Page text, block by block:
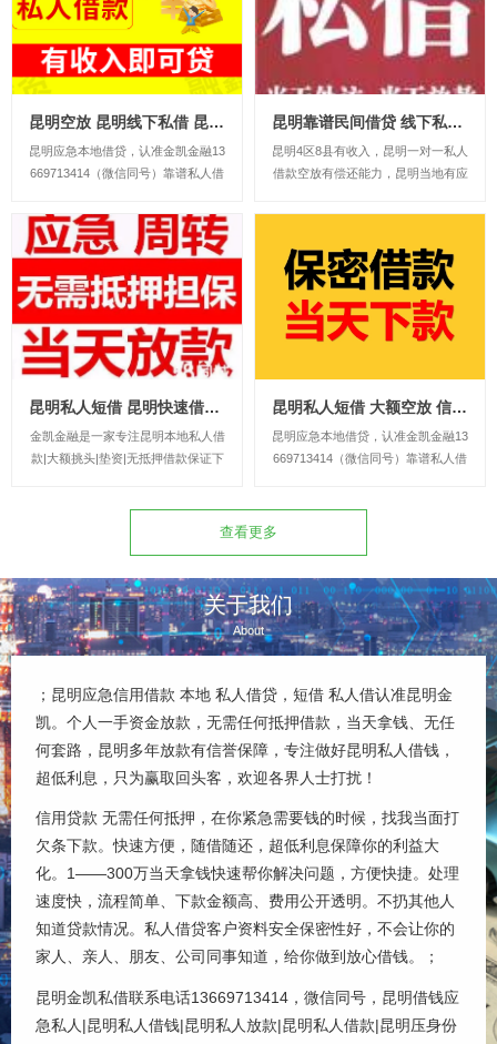
分...
期、负债偏高也可酌情...
昆明空放 昆明线下私借 昆明个人借钱好下款 24小时应急借钱
昆明应急本地借贷，认准金凯金融13
669713414（微信同号）靠谱私人借
贷。公司主要业务包括:个人无抵押
贷款、急用钱、小额贷款、企业贷
款、民间贷款、创业贷款、无抵押贷
款、经营贷款、短期借款、循环贷
款、...
昆明靠谱民间借贷 线下私贷 昆明个人空放 上班族可借 无需抵押
昆明4区8县有收入，昆明一对一私人
借款空放有偿还能力，昆明当地有应
私人借款24小时下款急用钱贷款。电
心。昆明市第四区第八县。昆明五花
去。昆明盘龙区。昆明官渡区。昆明
西...
昆明私人短借 昆明快速借款 本地小额贷款 空放急用钱 应急借款
金凯金融是一家专注昆明本地私人借
款|大额挑头|垫资|无抵押借款保证下
空放应急借款，私人借贷，昆明短期
昆明私人短借 大额空放 信用快速下款 个人空放应急周转 昆明民间借贷
昆明应急本地借贷，认准金凯金融13
669713414（微信同号）靠谱私人借
款、...
查看更多
关于我们
About
；昆明应急信用借款 本地 私人借贷，短借 私人借认准昆明金
凯。个人一手资金放款，无需任何抵押借款，当天拿钱、无任
何套路，昆明多年放款有信誉保障，专注做好昆明私人借钱，
超低利息，只为赢取回头客，欢迎各界人士打扰！
信用贷款 无需任何抵押，在你紧急需要钱的时候，找我当面打
欠条下款。快速方便，随借随还，超低利息保障你的利益大
化。1——300万当天拿钱快速帮你解决问题，方便快捷。处理
速度快，流程简单、下款金额高、费用公开透明。不扔其他人
知道贷款情况。私人借贷客户资料安全保密性好，不会让你的
家人、亲人、朋友、公司同事知道，给你做到放心借钱。；
昆明金凯私借联系电话13669713414，微信同号，昆明借钱应
急私人|昆明私人借钱|昆明私人放款|昆明私人借款|昆明压身份